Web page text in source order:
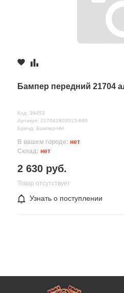
Бампер передний 21704
Код: 39453
Артикул: 217042803015-660
Бренд: Бампер-НН
В вашем городе: нет
Склад: нет
2 630 руб.
Товар отсутствует
Узнать о поступлении